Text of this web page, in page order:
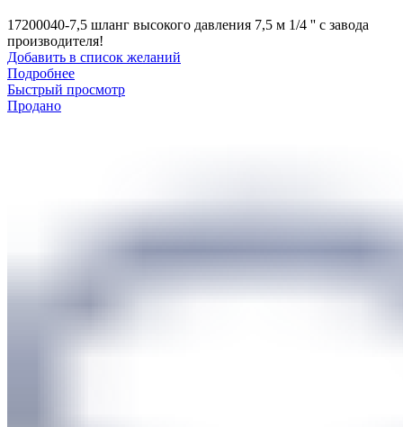
17200040-7,5 шланг высокого давления 7,5 м 1/4 '' с завода
производителя!
Добавить в список желаний
Подробнее
Быстрый просмотр
Продано